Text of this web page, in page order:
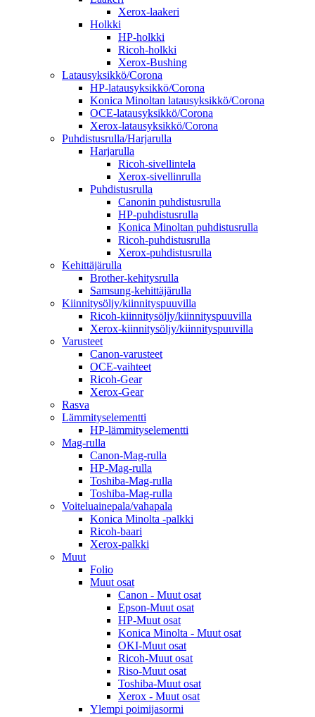
Xerox-laakeri
Holkki
HP-holkki
Ricoh-holkki
Xerox-Bushing
Latausyksikkö/Corona
HP-latausyksikkö/Corona
Konica Minoltan latausyksikkö/Corona
OCE-latausyksikkö/Corona
Xerox-latausyksikkö/Corona
Puhdistusrulla/Harjarulla
Harjarulla
Ricoh-sivellintela
Xerox-sivellinrulla
Puhdistusrulla
Canonin puhdistusrulla
HP-puhdistusrulla
Konica Minoltan puhdistusrulla
Ricoh-puhdistusrulla
Xerox-puhdistusrulla
Kehittäjärulla
Brother-kehitysrulla
Samsung-kehittäjärulla
Kiinnitysöljy/kiinnityspuuvilla
Ricoh-kiinnitysöljy/kiinnityspuuvilla
Xerox-kiinnitysöljy/kiinnityspuuvilla
Varusteet
Canon-varusteet
OCE-vaihteet
Ricoh-Gear
Xerox-Gear
Rasva
Lämmityselementti
HP-lämmityselementti
Mag-rulla
Canon-Mag-rulla
HP-Mag-rulla
Toshiba-Mag-rulla
Toshiba-Mag-rulla
Voiteluainepala/vahapala
Konica Minolta -palkki
Ricoh-baari
Xerox-palkki
Muut
Folio
Muut osat
Canon - Muut osat
Epson-Muut osat
HP-Muut osat
Konica Minolta - Muut osat
OKI-Muut osat
Ricoh-Muut osat
Riso-Muut osat
Toshiba-Muut osat
Xerox - Muut osat
Ylempi poimijasormi